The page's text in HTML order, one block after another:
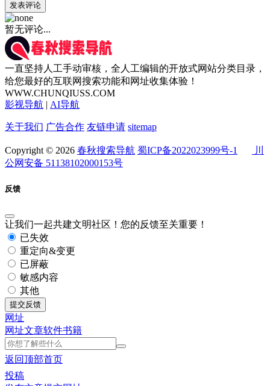
发表评论
暂无评论...
一直坚持人工手动审核，全人工编辑的开放式网站分类目录，
给您最好的互联网搜索功能和网址收集体验！
WWW.CHUNQIUSS.COM
影视导航 | AI导航
关于我们 广告合作 友链申请 sitemap
Copyright © 2026 春秋搜索导航 蜀ICP备2022023999号-1
川
公网安备 51138102000153号
反馈
让我们一起共建文明社区！您的反馈至关重要！
已失效
重定向&变更
已屏蔽
敏感内容
其他
提交反馈
网址
网址文章软件书籍
返回顶部首页
投稿